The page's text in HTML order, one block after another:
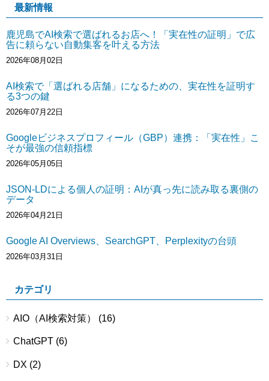
最新情報
鹿児島でAI検索で選ばれるお店へ！「実在性の証明」で広
告に頼らない自動集客を叶える方法
2026年08月02日
AI検索で「選ばれる店舗」になるための、実在性を証明す
る3つの鍵
2026年07月22日
Googleビジネスプロフィール（GBP）連携：「実在性」こ
そが最強の信頼指標
2026年05月05日
JSON-LDによる個人の証明：AIが真っ先に読み取る裏側の
データ
2026年04月21日
Google AI Overviews、SearchGPT、Perplexityの台頭
2026年03月31日
カテゴリ
AIO（AI検索対策） (16)
ChatGPT (6)
DX (2)